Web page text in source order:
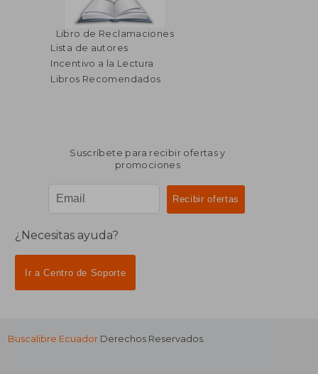
Libro de Reclamaciones
Lista de autores
Incentivo a la Lectura
Libros Recomendados
Suscríbete para recibir ofertas y
promociones
¿Necesitas ayuda?
Ir a Centro de Soporte
Buscalibre Ecuador Derechos Reservados.